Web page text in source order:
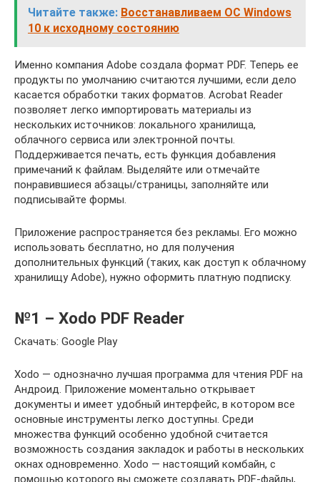
Читайте также: Восстанавливаем ОС Windows
10 к исходному состоянию
Именно компания Adobe создала формат PDF. Теперь ее
продукты по умолчанию считаются лучшими, если дело
касается обработки таких форматов. Acrobat Reader
позволяет легко импортировать материалы из
нескольких источников: локального хранилища,
облачного сервиса или электронной почты.
Поддерживается печать, есть функция добавления
примечаний к файлам. Выделяйте или отмечайте
понравившиеся абзацы/страницы, заполняйте или
подписывайте формы.
Приложение распространяется без рекламы. Его можно
использовать бесплатно, но для получения
дополнительных функций (таких, как доступ к облачному
хранилищу Adobe), нужно оформить платную подписку.
№1 – Xodo PDF Reader
Скачать: Google Play
Xodo — однозначно лучшая программа для чтения PDF на
Андроид. Приложение моментально открывает
документы и имеет удобный интерфейс, в котором все
основные инструменты легко доступны. Среди
множества функций особенно удобной считается
возможность создания закладок и работы в нескольких
окнах одновременно. Xodo — настоящий комбайн, с
помощью которого вы сможете создавать PDF-файлы,